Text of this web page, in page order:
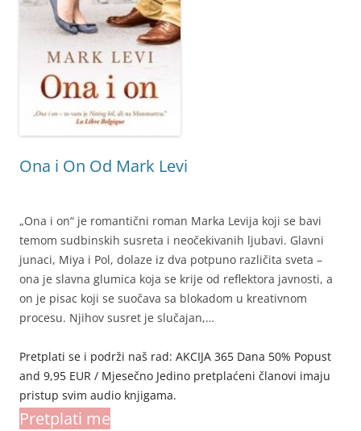
Ona i On Od Mark Levi
„Ona i on“ je romantični roman Marka Levija koji se bavi
temom sudbinskih susreta i neočekivanih ljubavi. Glavni
junaci, Miya i Pol, dolaze iz dva potpuno različita sveta –
ona je slavna glumica koja se krije od reflektora javnosti, a
on je pisac koji se suočava sa blokadom u kreativnom
procesu. Njihov susret je slučajan,…
Pretplati se i podrži naš rad: AKCIJA 365 Dana 50% Popust
and 9,95 EUR / Mjesečno Jedino pretplaćeni članovi imaju
pristup svim audio knjigama.
Pretplati me